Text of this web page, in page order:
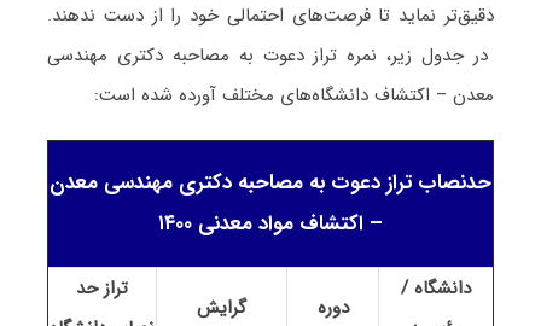
دقیق‌تر نماید تا فرصت‌های احتمالی خود را از دست ندهند.
در جدول زیر، نمره تراز دعوت به مصاحبه دکتری مهندسی
معدن – اکتشاف دانشگاه‌های مختلف آورده شده است:
حدنصاب تراز دعوت به مصاحبه دکتری مهندسی معدن
– اکتشاف مواد معدنی ۱۴۰۰
دانشگاه /
دوره گرایش
تراز حد